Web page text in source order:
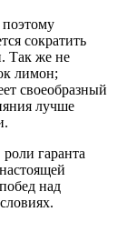
сократить
Так же не
лимон;
своеобразный
лучше
гаранта
над